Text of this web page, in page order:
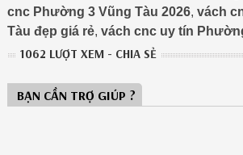
cnc Phường 3 Vũng Tàu 2026, vách
Tàu đẹp giá rẻ, vách cnc uy tín
1062 LƯỢT XEM - CHIA SẺ
BẠN CẦN TRỢ GIÚP ?